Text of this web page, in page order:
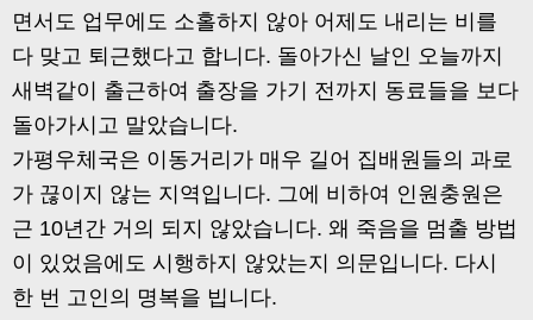
면서도 업무에도 소홀하지 않아 어제도 내리는 비를
다 맞고 퇴근했다고 합니다. 돌아가신 날인 오늘까지
새벽같이 출근하여 출장을 가기 전까지 동료들을 보다
돌아가시고 말았습니다.
가평우체국은 이동거리가 매우 길어 집배원들의 과로
가 끊이지 않는 지역입니다. 그에 비하여 인원충원은
근 10년간 거의 되지 않았습니다. 왜 죽음을 멈출 방법
이 있었음에도 시행하지 않았는지 의문입니다. 다시
한 번 고인의 명복을 빕니다.